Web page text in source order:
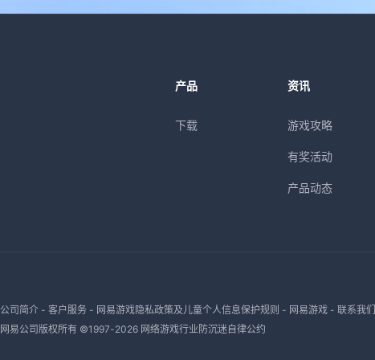
产品
下载
资讯
游戏攻略
有奖活动
产品动态
公司简介- 客户服务- 网易游戏隐私政策及儿童个人信息保护规则 - 网易游戏- 联系我们
网易公司版权所有 ©1997-2026 网络游戏行业防沉迷自律公约